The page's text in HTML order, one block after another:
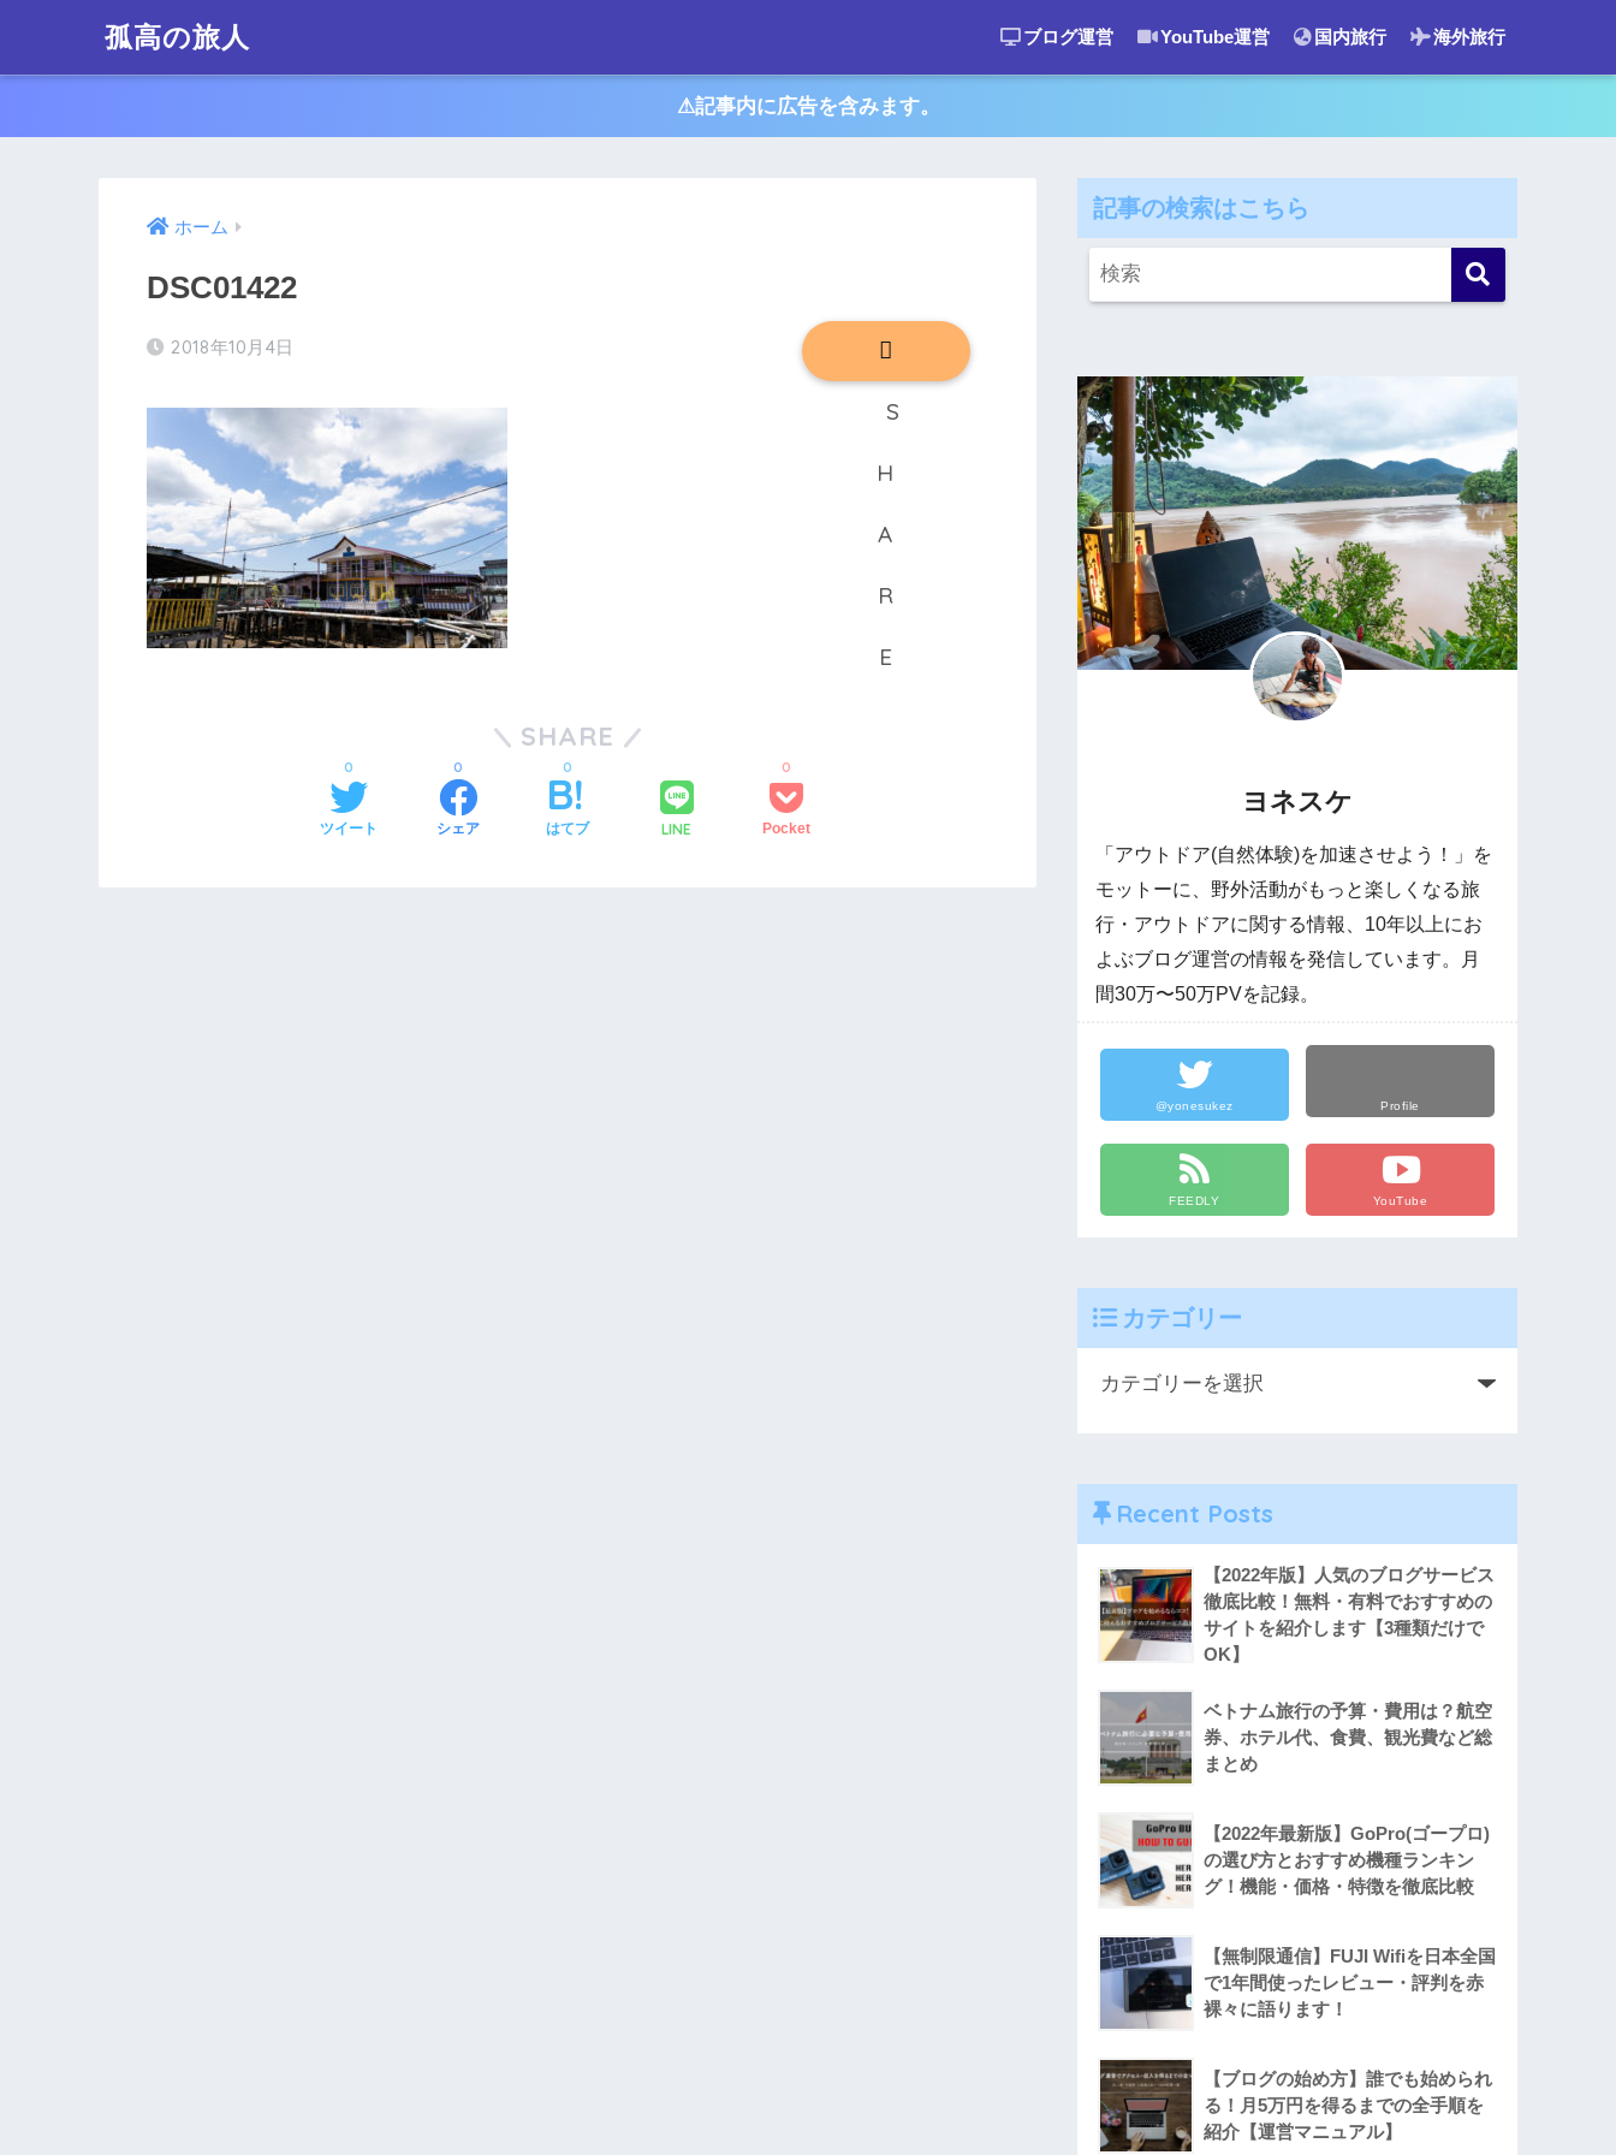
孤高の旅人 ブログ運営 YouTube運営 国内旅行 海外旅行
⚠︎記事内に広告を含みます。
ホーム
DSC01422
2018年10月4日
SHARE
ツイート
0
シェア
0
はてブ
0
LINE Pocket
0
記事の検索はこちら
ヨネスケ
「アウトドア(自然体験)を加速させよう！」を
モットーに、野外活動がもっと楽しくなる旅
行・アウトドアに関する情報、10年以上にお
よぶブログ運営の情報を発信しています。月
間30万〜50万PVを記録。
@yonesukez Profile
FEEDLY YouTube
カテゴリー
Recent Posts
【2022年版】人気のブログサービス
徹底比較！無料・有料でおすすめの
サイトを紹介します【3種類だけで
OK】
ベトナム旅行の予算・費用は？航空
券、ホテル代、食費、観光費など総
まとめ
【2022年最新版】GoPro(ゴープロ)
の選び方とおすすめ機種ランキン
グ！機能・価格・特徴を徹底比較
【無制限通信】FUJI Wifiを日本全国
で1年間使ったレビュー・評判を赤
裸々に語ります！
【ブログの始め方】誰でも始められ
る！月5万円を得るまでの全手順を
紹介【運営マニュアル】